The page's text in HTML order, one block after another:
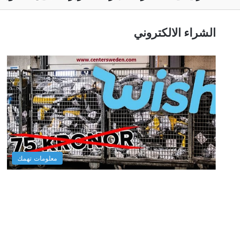
الشراء الالكتروني
معلومات تهمك